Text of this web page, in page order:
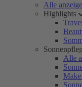
Alle
Highlights
Alle